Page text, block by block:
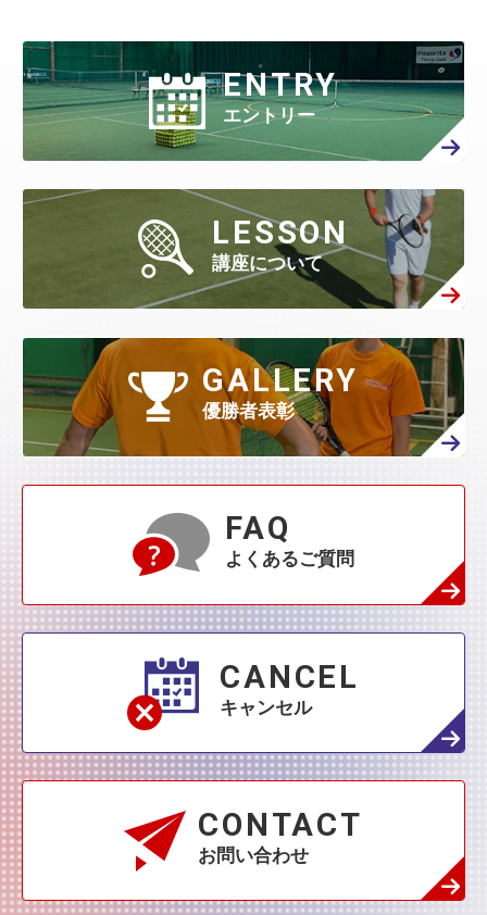
ENTRY
エントリー
LESSON
講座について
GALLERY
優勝者表彰
FAQ
よくあるご質問
CANCEL
キャンセル
CONTACT
お問い合わせ